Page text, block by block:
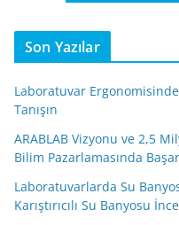
Son Yazılar
Laboratuvar
Tanışın
ARABLAB Vizyonu ve 2,5
Bilim Pazarlamasında
Laboratuvarlarda Su
Karıştırıcılı Su Banyosu